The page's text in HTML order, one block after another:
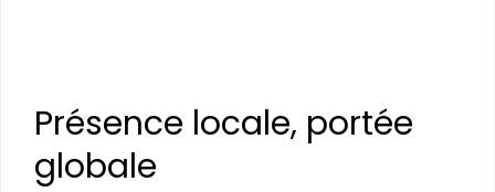
Présence locale, portée
globale